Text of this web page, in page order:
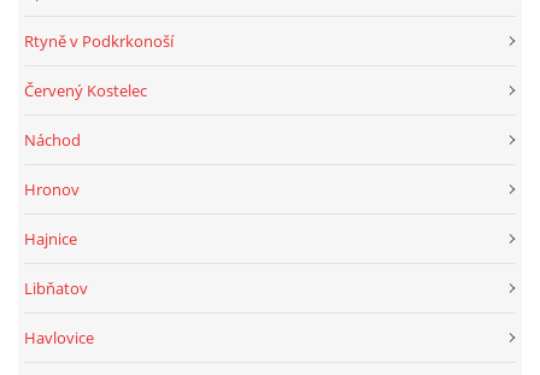
Rtyně v Podkrkonoší
Červený Kostelec
Náchod
Hronov
Hajnice
Libňatov
Havlovice